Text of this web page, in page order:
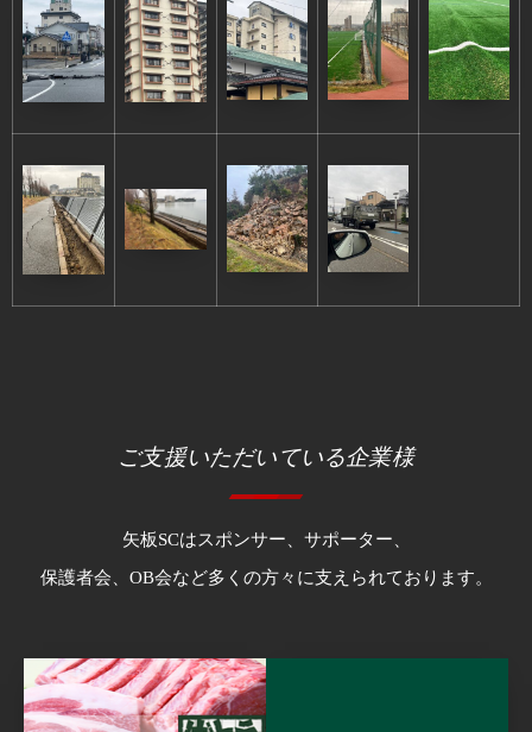
ご支援いただいている企業様
矢板SCはスポンサー、サポーター、
保護者会、OB会など多くの方々に支えられております。